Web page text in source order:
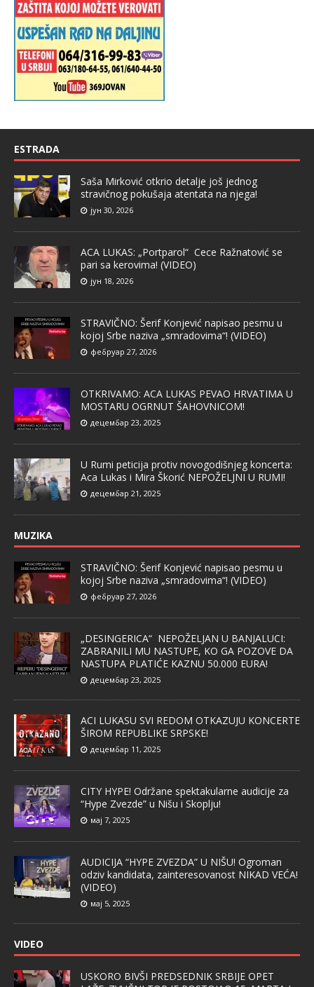
ESTRADA
Saša Mirković otkrio detalje još jednog
stravičnog pokušaja atentata na njega!
јун 30, 2026
ACA LUKAS: „Portparol“ Cece Ražnatović se
pari sa kerovima! (VIDEO)
јун 18, 2026
STRAVIČNO: Šerif Konjević napisao pesmu u
kojoj Srbe naziva „smradovima“! (VIDEO)
фебруар 27, 2026
OTKRIVAMO: ACA LUKAS PEVAO HRVATIMA U
MOSTARU OGRNUT ŠAHOVNICOM!
децембар 23, 2025
U Rumi peticija protiv novogodišnjeg koncerta:
Aca Lukas i Mira Škorić NEPOŽELJNI U RUMI!
децембар 21, 2025
MUZIKA
STRAVIČNO: Šerif Konjević napisao pesmu u
kojoj Srbe naziva „smradovima“! (VIDEO)
фебруар 27, 2026
„DESINGERICA“ NEPOŽELJAN U BANJALUCI:
ZABRANILI MU NASTUPE, KO GA POZOVE DA
NASTUPA PLATIĆE KAZNU 50.000 EURA!
децембар 23, 2025
ACI LUKASU SVI REDOM OTKAZUJU KONCERTE
ŠIROM REPUBLIKE SRPSKE!
децембар 11, 2025
CITY HYPE! Održane spektakularne audicije za
“Hype Zvezde” u Nišu i Skoplju!
мај 7, 2025
AUDICIJA “HYPE ZVEZDA” U NIŠU! Ogroman
odziv kandidata, zainteresovanost NIKAD VEĆA!
(VIDEO)
мај 5, 2025
VIDEO
USKORO BIVŠI PREDSEDNIK SRBIJE OPET